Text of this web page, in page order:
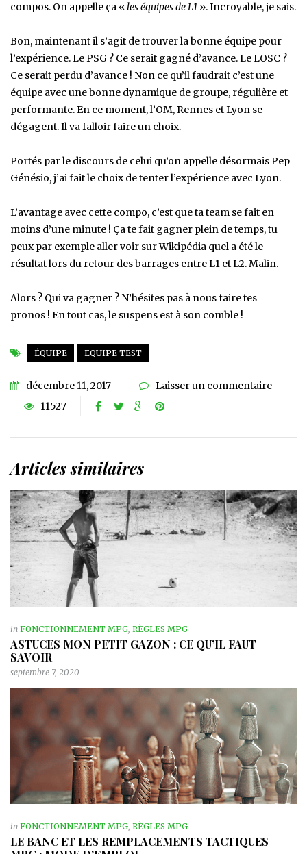
compos. On appelle ça «les équipes de L1 ». Incroyable, je sais.
Bon, maintenant il s’agit de trouver la bonne équipe pour
l’expérience. Le PSG ? Ce serait gagné d’avance. Le LOSC ?
Ce serait perdu d’avance ! Non ce qu’il faudrait c’est une
équipe avec une bonne dynamique de groupe, régulière et
performante. En ce moment, l’OM, Rennes et Lyon se
dégagent. Il va falloir faire un choix.
Portés par le discours de celui qu’on appelle désormais Pep
Génésio, j’ai fait le choix de tenter l’expérience avec Lyon.
L’avantage avec cette compo, c’est que ta team se fait en
moins d’une minute ! Ça te fait gagner plein de temps, tu
peux par exemple aller voir sur Wikipédia quel a été le
résultat lors du retour des barrages entre L1 et L2. Malin.
Alors ? Qui va gagner ? N’hésites pas à nous faire tes
pronos ! En tout cas, le suspens est à son comble !
ÉQUIPE EQUIPE TEST
décembre 11, 2017
Laisser un commentaire
11527
Articles similaires
in FONCTIONNEMENT MPG, RÈGLES MPG
ASTUCES MON PETIT GAZON : CE QU’IL FAUT
SAVOIR
septembre 7, 2020
in FONCTIONNEMENT MPG, RÈGLES MPG
LE BANC ET LES REMPLACEMENTS TACTIQUES